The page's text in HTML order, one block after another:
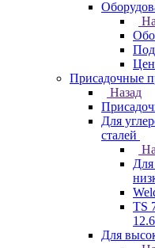
Присадочные
Назад
Для
сталей
Для
TS
Для